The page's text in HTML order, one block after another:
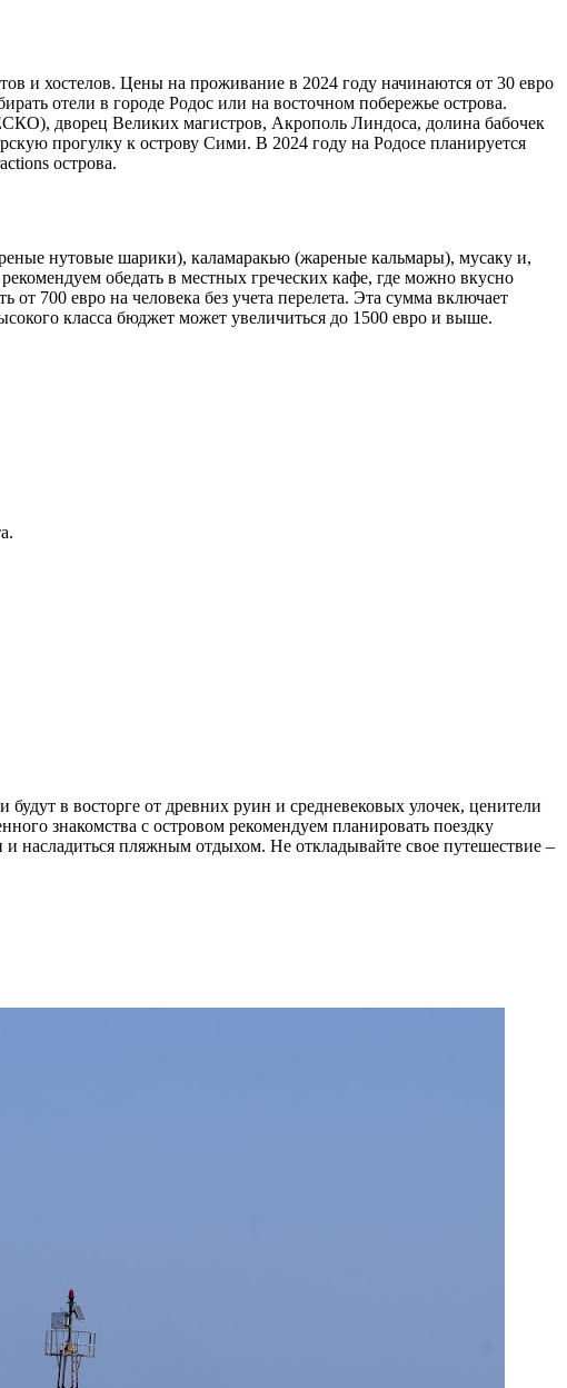
и хостелов. Цены на проживание в 2024 году начинаются от 30 евро
отели в городе Родос или на восточном побережье острова.
дворец Великих магистров, Акрополь Линдоса, долина бабочек
прогулку к острову Сими. В 2024 году на Родосе планируется
острова.
нутовые шарики), каламаракью (жареные кальмары), мусаку и,
обедать в местных греческих кафе, где можно вкусно
от 700 евро на человека без учета перелета. Эта сумма включает
класса бюджет может увеличиться до 1500 евро и выше.
в восторге от древних руин и средневековых улочек, ценители
знакомства с островом рекомендуем планировать поездку
насладиться пляжным отдыхом. Не откладывайте свое путешествие –